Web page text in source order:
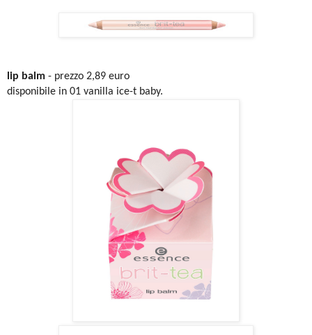
lip balm - prezzo 2,89 euro
disponibile in 01 vanilla ice-t baby.